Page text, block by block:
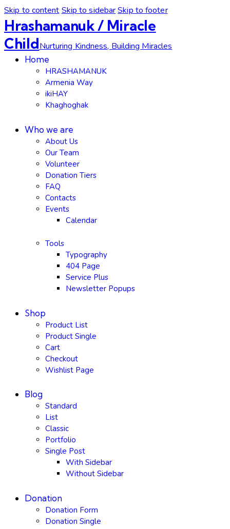
Skip to content Skip to sidebarSkip to footer
Hrashamanuk / Miracle
ChildNurturing Kindness, Building Miracles
Home
HRASHAMANUK
Armenia Way
ikiHAY
Khaghoghak
Who we are
About Us
Our Team
Volunteer
Donation Tiers
FAQ
Contacts
Events
Calendar
Tools
Typography
404 Page
Service Plus
Newsletter Popups
Shop
Product List
Product Single
Cart
Checkout
Wishlist Page
Blog
Standard
List
Classic
Portfolio
Single Post
With Sidebar
Without Sidebar
Donation
Donation Form
Donation Single